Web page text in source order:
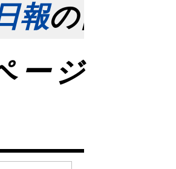
報の日！ 創
ージ